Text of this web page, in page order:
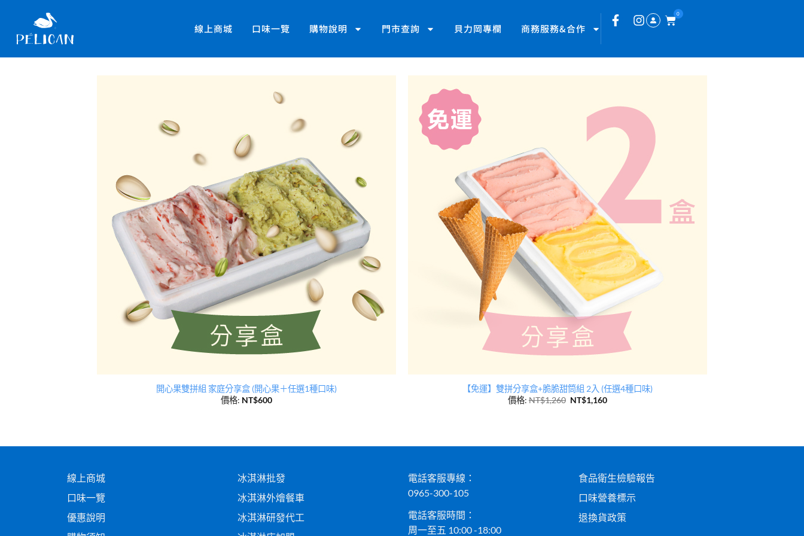
線上商城 口味一覽 購物說明 門市查詢 貝力岡專欄 商務服務&合作
0
開心果雙拼組 家庭分享盒 (開心果＋任選1種口味)
價格: NT$600
【免運】雙拼分享盒+脆脆甜筒組 2入 (任選4種口味)
價格: NT$1,260 NT$1,160
線上商城
口味一覽
優惠說明
冰淇淋批發
冰淇淋外燴餐車
冰淇淋研發代工
電話客服專線：
0965-300-105
電話客服時間：
周一至五 10:00 -18:00
食品衛生檢驗報告
口味營養標示
退換貨政策